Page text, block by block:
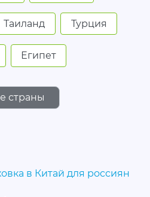
Таиланд Турция
Египет
страны
в Китай для россиян